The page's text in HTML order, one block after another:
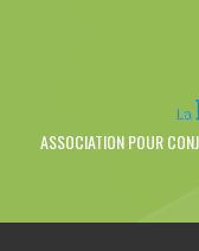
ASSOCIATION POUR